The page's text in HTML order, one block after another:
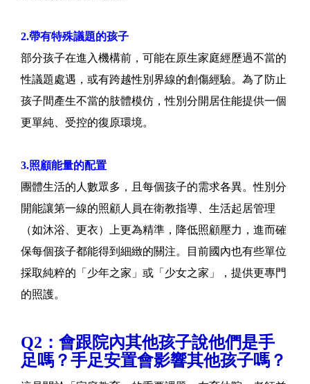
2.帶有特殊議題的孩子
部分孩子在進入機構前，可能在原生家庭經歷過不當的
性議題處遇，或有跨越性別界線的創傷經驗。為了防止
孩子間產生不當的肢體模仿，性別分開居住能提供一個
更單純、受控的復原環境。
3.照顧能量的配置
團體生活的人數眾多，且每個孩子的需求各異。性別分
開能讓第一線的照顧人員在衛教指導、生活起居管理
（如沐浴、更衣）上更為精準，降低照顧壓力，進而確
保每個孩子都能得到細緻的關注。目前國內也有些單位
採取純粹的「少年之家」或「少女之家」，提供更專門
的照護。
Q2：會跟院內其他孩子說他們是手
足嗎？手足安置會影響其他孩子嗎？